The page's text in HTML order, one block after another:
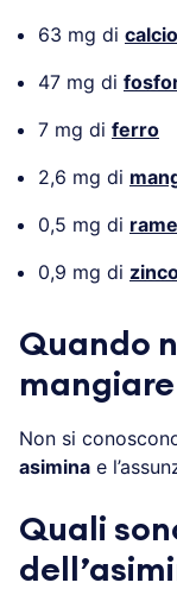
63 mg di calcio
47 mg di
7 mg di ferro
2,6 mg di
0,5 mg di rame
0,9 mg di
Quando
Non si
asimina e
Quali